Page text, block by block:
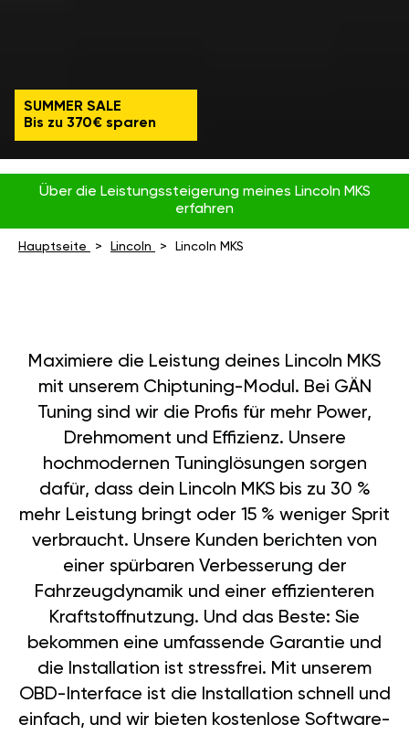
SUMMER SALE
Bis zu 370€ sparen
Über die Leistungssteigerung meines Lincoln MKS
erfahren
Hauptseite Lincoln Lincoln MKS
Maximiere die Leistung deines Lincoln MKS
mit unserem Chiptuning-Modul. Bei GÄN
Tuning sind wir die Profis für mehr Power,
Drehmoment und Effizienz. Unsere
hochmodernen Tuninglösungen sorgen
dafür, dass dein Lincoln MKS bis zu 30 %
mehr Leistung bringt oder 15 % weniger Sprit
verbraucht. Unsere Kunden berichten von
einer spürbaren Verbesserung der
Fahrzeugdynamik und einer effizienteren
Kraftstoffnutzung. Und das Beste: Sie
bekommen eine umfassende Garantie und
die Installation ist stressfrei. Mit unserem
OBD-Interface ist die Installation schnell und
einfach, und wir bieten kostenlose Software-